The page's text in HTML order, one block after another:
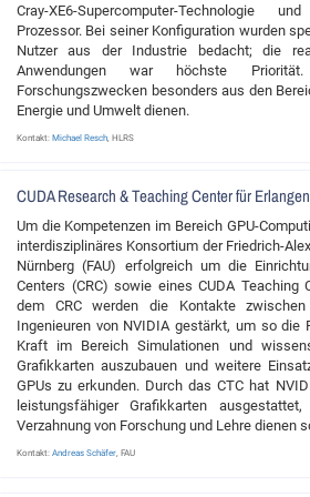
Cray-XE6-Supercomputer-Technologie
Prozessor. Bei seiner Konfiguration wurden
Nutzer aus der Industrie bedacht; die
Anwendungen war höchste
Forschungszwecken besonders aus den
Energie und Umwelt dienen.
Kontakt: Michael Resch, HLRS
CUDA Research & Teaching Center für Erlangen
Um die Kompetenzen im Bereich GPU-
interdisziplinäres Konsortium der Friedrich-
Nürnberg (FAU) erfolgreich um die
Centers (CRC) sowie eines CUDA Teaching
dem CRC werden die Kontakte
Ingenieuren von NVIDIA gestärkt, um so die
Kraft im Bereich Simulationen und
Grafikkarten auszubauen und weitere
GPUs zu erkunden. Durch das CTC hat
leistungsfähiger Grafikkarten
Verzahnung von Forschung und Lehre dienen
Kontakt: Andreas Schäfer , FAU